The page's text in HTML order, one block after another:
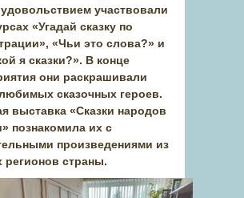
участвовали
«Угадай сказку по
«Чьи это слова?» и
я сказки?». В конце
они раскрашивали
сказочных героев.
выставка «Сказки народов
познакомила их с
произведениями из
регионов страны.